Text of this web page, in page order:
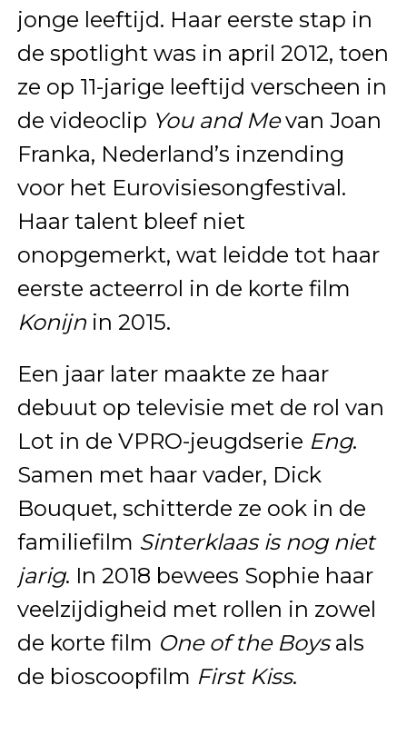
jonge leeftijd. Haar eerste stap in
de spotlight was in april 2012, toen
ze op 11-jarige leeftijd verscheen in
de videoclip You and Mevan Joan
Franka, Nederland’s inzending
voor het Eurovisiesongfestival.
Haar talent bleef niet
onopgemerkt, wat leidde tot haar
eerste acteerrol in de korte film
Konijnin 2015.
Een jaar later maakte ze haar
debuut op televisie met de rol van
Lot in de VPRO-jeugdserie Eng.
Samen met haar vader, Dick
Bouquet, schitterde ze ook in de
familiefilm Sinterklaas is nog niet
jarig. In 2018 bewees Sophie haar
veelzijdigheid met rollen in zowel
de korte film One of the Boysals
de bioscoopfilm First Kiss.